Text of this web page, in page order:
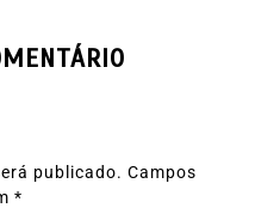
publicado. Campos
*